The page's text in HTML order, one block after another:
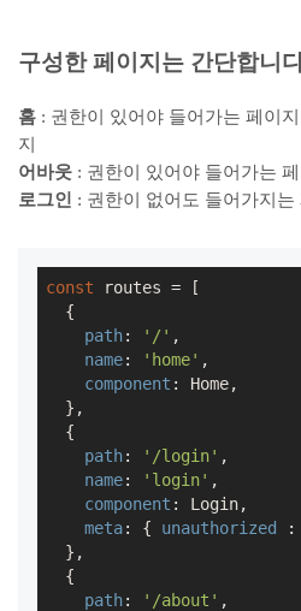
구성한 페이지는 간단합니
홈 : 권한이 있어야 들어가는 페이
지
어바웃 : 권한이 있어야 들어가는 페
로그인
: 권한이 없어도 들어가지는
const routes = [
  {
path: '/' ,
name: 'home' ,
component : Home,
  },
  {
path: '/login' ,
name: 'login' ,
component : Login,
meta: { unauthorized :
  },
  {
path: '/about' ,